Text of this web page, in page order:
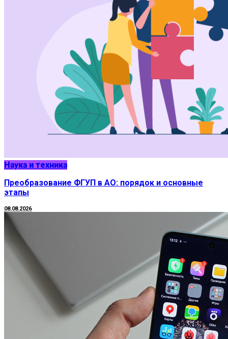
Наука и техника
Преобразование ФГУП в АО: порядок и основные
этапы
08.08.2026